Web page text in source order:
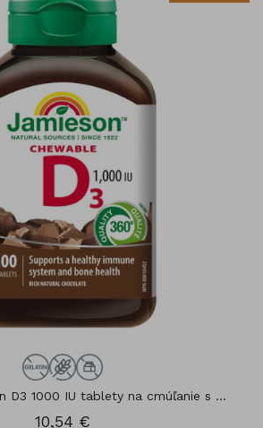
D3 1000 IU tablety na cmúľanie s ...
10,54 €